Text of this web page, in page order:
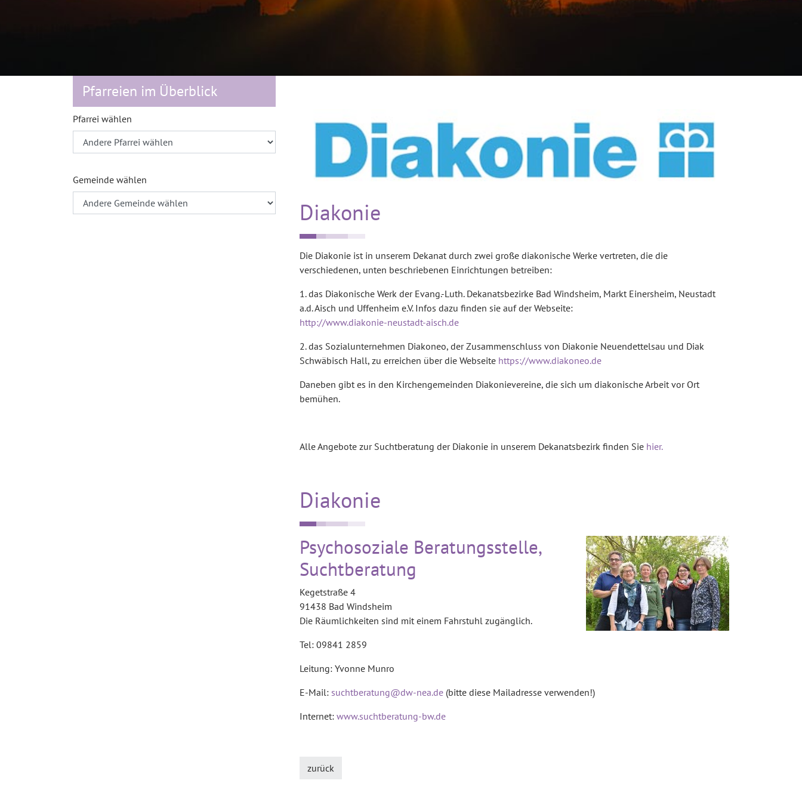
Pfarreien im Überblick
Pfarrei wählen
Gemeinde wählen
Diakonie
Die Diakonie ist in unserem Dekanat durch zwei große diakonische Werke vertreten, die die
verschiedenen, unten beschriebenen Einrichtungen betreiben:
1. das Diakonische Werk der Evang.-Luth. Dekanatsbezirke Bad Windsheim, Markt Einersheim, Neustadt
a.d. Aisch und Uffenheim e.V. Infos dazu finden sie auf der Webseite:
http://www.diakonie-neustadt-aisch.de
2. das Sozialunternehmen Diakoneo, der Zusammenschluss von Diakonie Neuendettelsau und Diak
Schwäbisch Hall, zu erreichen über die Webseite https://www.diakoneo.de
Daneben gibt es in den Kirchengemeinden Diakonievereine, die sich um diakonische Arbeit vor Ort
bemühen.
Alle Angebote zur Suchtberatung der Diakonie in unserem Dekanatsbezirk finden Sie hier.
Diakonie
Psychosoziale Beratungsstelle,
Suchtberatung
Kegetstraße 4
91438 Bad Windsheim
Die Räumlichkeiten sind mit einem Fahrstuhl zugänglich.
Tel: 09841 2859
Leitung: Yvonne Munro
E-Mail: suchtberatung@dw-nea.de (bitte diese Mailadresse verwenden!)
Internet: www.suchtberatung-bw.de
zurück